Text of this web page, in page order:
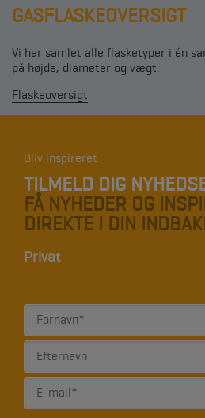
GASFLASKEOVERSIGT
Vi har samlet alle flasketyper i én
på højde, diameter og vægt.
Flaskeoversigt
Bliv inspireret
TILMELD DIG
FÅ NYHEDER OG
DIREKTE I DIN
Privat